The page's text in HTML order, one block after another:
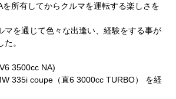
所有してからクルマを運転する楽しさを
を通じて色々な出逢い、経験をする事が
した。
3500cc NA)
335i coupe（直6 3000cc TURBO） を経